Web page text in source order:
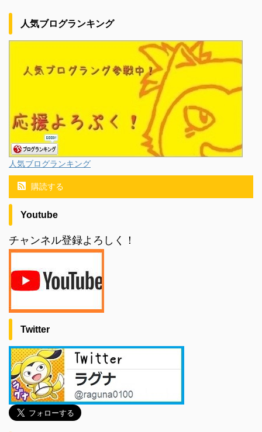
人気ブログランキング
人気ブログランキング
購読する
Youtube
チャンネル登録よろしく！
Twitter